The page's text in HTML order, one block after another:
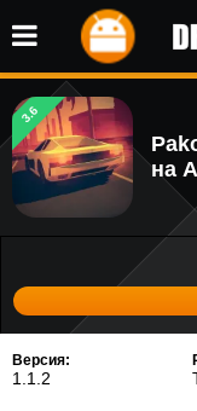
3.6
на
Версия:
1.1.2